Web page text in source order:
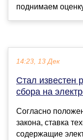
поднимаем
14:23, 13 Дек
Стал известен
сбора на
Согласно
закона, ставка
содержащие